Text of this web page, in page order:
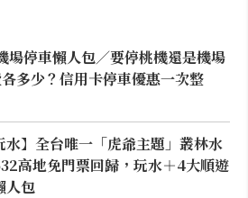
場停車懶人包／要停桃機還是機場
多少？信用卡停車優惠一次整
水】全台唯一「虎爺主題」叢林水
高地免門票回歸，玩水＋4大順遊
人包